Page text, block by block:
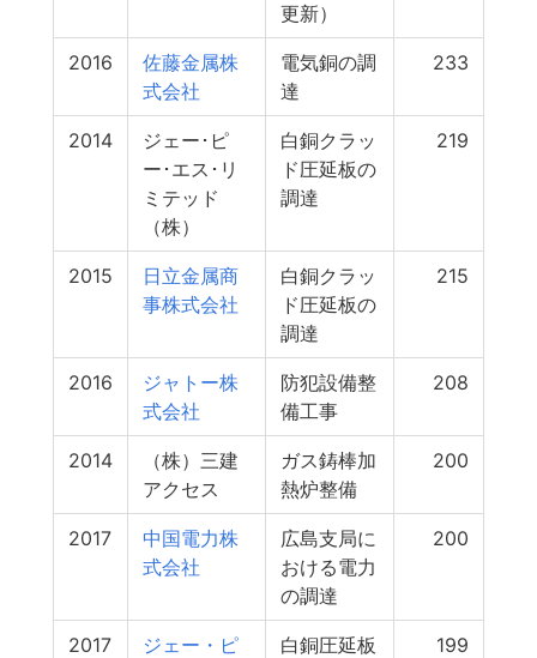
更新）
2016
佐藤金属株
式会社
電気銅の調
達
233
2014
ジェー･ピ
ー･エス･リ
ミテッド
（株）
白銅クラッ
ド圧延板の
調達
219
2015
日立金属商
事株式会社
白銅クラッ
ド圧延板の
調達
215
2016
ジャトー株
式会社
防犯設備整
備工事
208
2014
（株）三建
アクセス
ガス鋳棒加
熱炉整備
200
2017
中国電力株
式会社
広島支局に
おける電力
の調達
200
2017
ジェー・ピ
白銅圧延板
199